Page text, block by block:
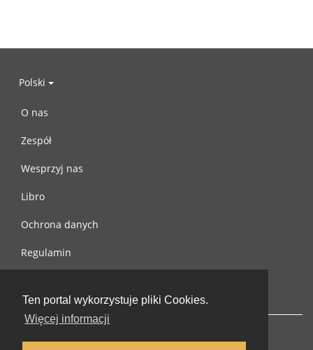
Ten portal wykorzystuje pliki Cookies.
Więcej informacji
Polski
O nas
Zespół
Wesprzyj nas
Libro
Ochrona danych
Regulamin